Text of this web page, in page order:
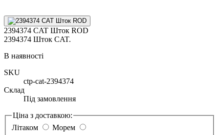
2394374 CAT Шток ROD
2394374 Шток CAT.
В наявності
SKU
ctp-cat-2394374
Склад
Під замовлення
Ціна з доставкою:
Літаком
Морем